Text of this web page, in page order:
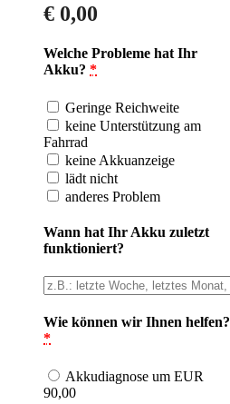
€ 0,00
Welche Probleme hat Ihr
Akku? *
Geringe Reichweite
keine Unterstützung am
Fahrrad
keine Akkuanzeige
lädt nicht
anderes Problem
Wann hat Ihr Akku zuletzt
funktioniert?
Wie können wir Ihnen helfen?
*
Akkudiagnose um EUR
90,00